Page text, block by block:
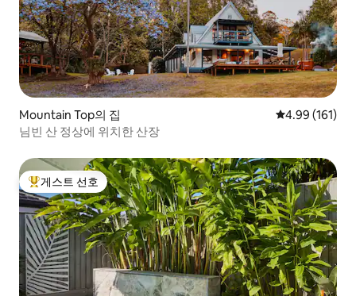
Mountain Top의 집 평점 4.99점(5
4.99 (161)
님빈 산 정상에 위치한 산장
상위 게스트 선호
게스트 선호